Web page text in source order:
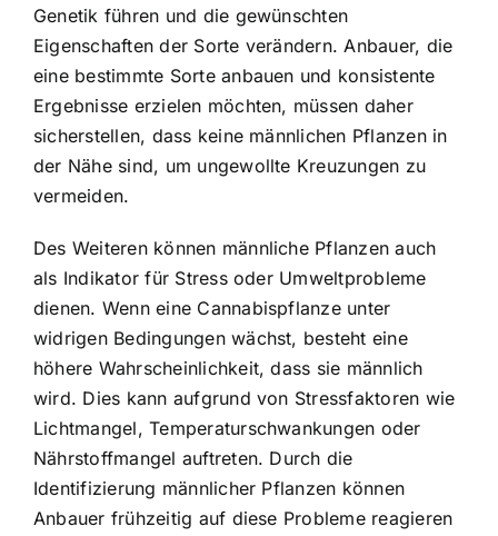
Genetik führen und die gewünschten
Eigenschaften der Sorte verändern. Anbauer, die
eine bestimmte Sorte anbauen und konsistente
Ergebnisse erzielen möchten, müssen daher
sicherstellen, dass keine männlichen Pflanzen in
der Nähe sind, um ungewollte Kreuzungen zu
vermeiden.
Des Weiteren können männliche Pflanzen auch
als Indikator für Stress oder Umweltprobleme
dienen. Wenn eine Cannabispflanze unter
widrigen Bedingungen wächst, besteht eine
höhere Wahrscheinlichkeit, dass sie männlich
wird. Dies kann aufgrund von Stressfaktoren wie
Lichtmangel, Temperaturschwankungen oder
Nährstoffmangel auftreten. Durch die
Identifizierung männlicher Pflanzen können
Anbauer frühzeitig auf diese Probleme reagieren